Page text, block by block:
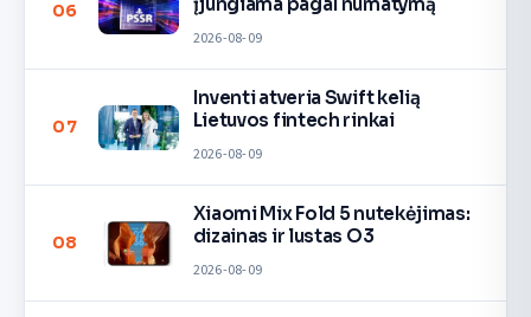
06
2026-08-09
07
Inventi atveria Swift kelią
Lietuvos fintech rinkai
2026-08-09
08
Xiaomi Mix Fold 5 nutekėjimas:
dizainas ir lustas O3
2026-08-09